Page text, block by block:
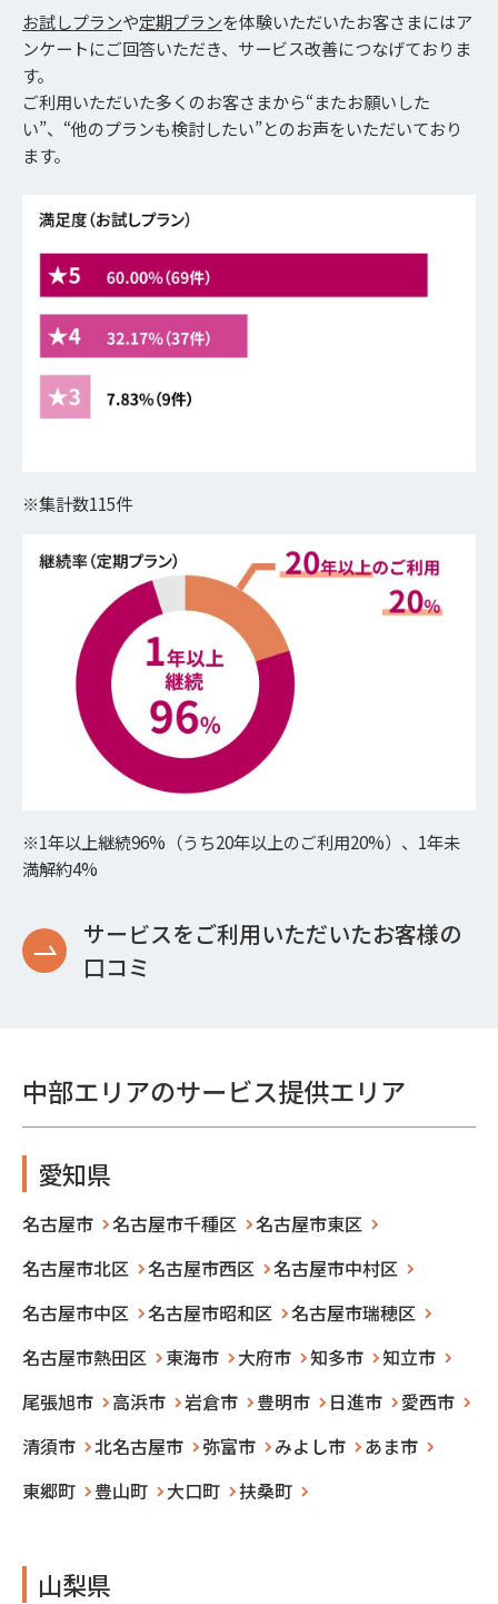
お試しプランや定期プランを体験いただいたお客さまにはア
ンケートにご回答いただき、サービス改善につなげておりま
す。
ご利用いただいた多くのお客さまから“またお願いした
い”、“他のプランも検討したい”とのお声をいただいており
ます。
※集計数115件
※1年以上継続96%（うち20年以上のご利用20%）、1年未
満解約4%
サービスをご利用いただいたお客様の
口コミ
中部エリアのサービス提供エリア
愛知県
名古屋市 名古屋市千種区
名古屋市東区
名古屋市北区
名古屋市西区
名古屋市中村区
名古屋市中区
名古屋市昭和区
名古屋市瑞穂区
名古屋市熱田区
東海市 大府市 知多市
知立市
尾張旭市
高浜市 岩倉市 豊明市 日進市
愛西市
清須市
北名古屋市 弥富市 みよし市
あま市
東郷町
豊山町 大口町 扶桑町
山梨県